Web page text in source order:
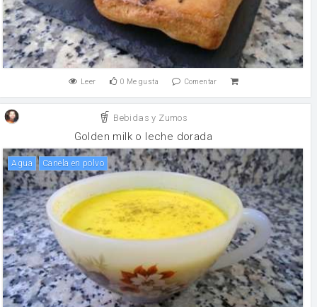
Leer 0 Me gusta Comentar
Bebidas y Zumos
Golden milk o leche dorada
agua canela en polvo